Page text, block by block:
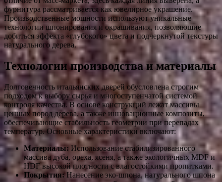
фурнитура рассматривается как ювелирное украшение.
Производственные мощности используют уникальные
технологии шпонирования и окрашивания, позволяющие
добиться эффекта «глубокого» цвета и подчеркнутой текстуры
натурального дерева.
Технологии производства и материалы
Долговечность итальянских дверей обусловлена строгим
подходом к выбору сырья и многоступенчатой системой
контроля качества. В основе конструкций лежат массивы
ценных пород дерева, а также инновационные композиты,
обеспечивающие стабильность геометрии при перепадах
температур. Основные характеристики включают:
Материалы: Использование стабилизированного
массива дуба, ореха, ясеня, а также экологичных MDF и
HDF высокой плотности с влагостойкими пропитками.
Покрытия:Нанесение эко-шпона, натурального шпона